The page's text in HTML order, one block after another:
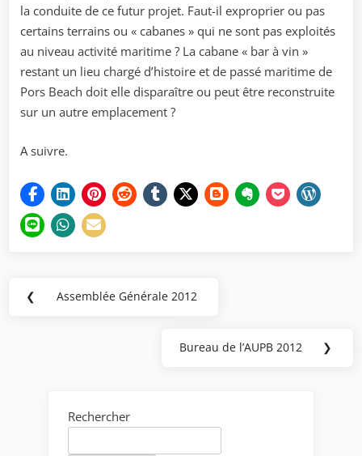
la conduite de ce futur projet. Faut-il exproprier ou pas
certains terrains ou « cabanes » qui ne sont pas exploités
au niveau activité maritime ? La cabane « bar à vin »
restant un lieu chargé d’histoire et de passé maritime de
Pors Beach doit elle disparaître ou peut être reconstruite
sur un autre emplacement ?
A suivre.
Navigation
❮
Previous
Assemblée Générale 2012
Next
Bureau de l’AUPB 2012 ❯
Rechercher